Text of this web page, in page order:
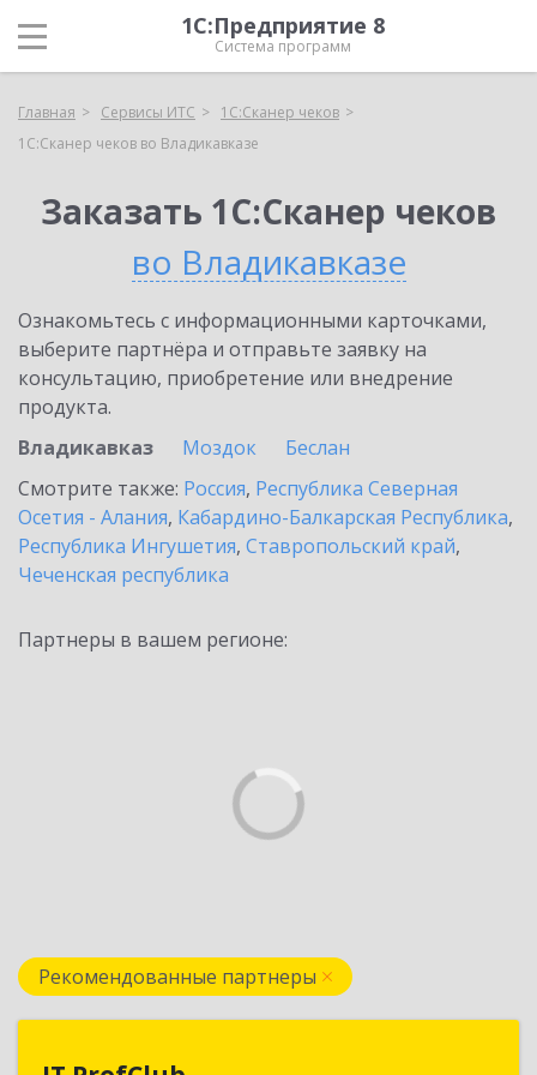
1С:Предприятие 8
Система программ
Главная Сервисы ИТС
1С:Сканер чеков
1С:Сканер чеков во Владикавказе
Заказать 1С:Сканер чеков
во Владикавказе
Ознакомьтесь с информационными карточками,
выберите партнёра и отправьте заявку на
консультацию, приобретение или внедрение
продукта.
Владикавказ
Моздок
Беслан
Смотрите также: Россия, Республика Северная
Осетия - Алания, Кабардино-Балкарская Республика,
Республика Ингушетия, Ставропольский край,
Чеченская республика
Партнеры в вашем регионе:
Рекомендованные партнеры